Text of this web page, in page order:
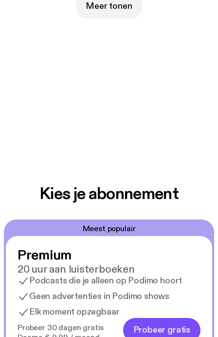
Meer tonen
Kies je abonnement
Meest populair
Premium
20 uur aan luisterboeken
Podcasts die je alleen op Podimo hoort
Geen advertenties in Podimo shows
Elk moment opzegbaar
Probeer 30 dagen gratis
Probeer gratis